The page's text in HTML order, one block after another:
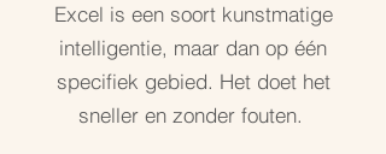
Excel is een soort kunstmatige
intelligentie, maar dan op één
specifiek gebied. Het doet het
sneller en zonder fouten.